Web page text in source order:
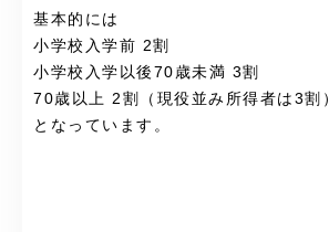
基本的には
小学校入学前 2割
小学校入学以後70歳未満 3割
70歳以上 2割（現役並み所得者は3割
となっています。